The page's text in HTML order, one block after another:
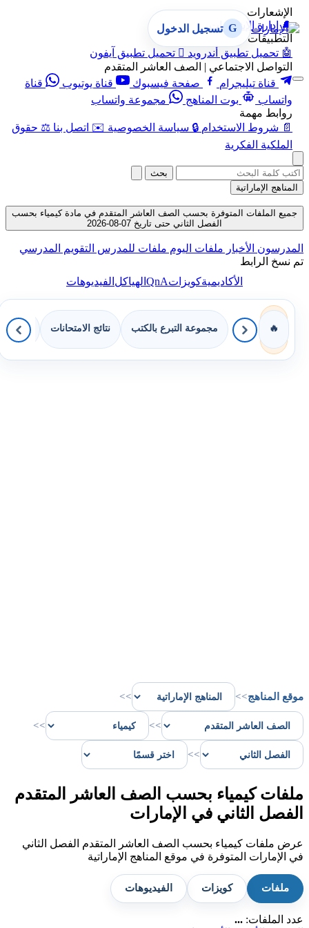
الإشعارات
🔔 إدارة الإشعارات
التطبيقات
🤖 تحميل تطبيق أندرويد  تحميل تطبيق آيفون
التواصل الاجتماعي | الصف العاشر المتقدم
قناة تيليجرام
صفحة فيسبوك قناة يوتيوب
قناة
واتساب
بوت المناهج
مجموعة واتساب
روابط مهمة
📄 شروط الاستخدام 🔒 سياسة الخصوصية ✉️ اتصل بنا ⚖️ حقوق
الملكية الفكرية
G تسجيل الدخول
بحث
المناهج الإماراتية
جميع الملفات المتوفرة بحسب الصف العاشر المتقدم في مادة كيمياء بحسب
الفصل الثاني حتى تاريخ 07-08-2026
المدرسون الأخبار ملفات اليوم ملفات للمدرس التقويم المدرسي
تم نسخ الرابط
الأكاديميةكويزاتQnAالهياكلالفيديوهات
🔥 مجموعة التبرع بالكتب نتائج الامتحانات
موقع المناهج>>
>>
>>
>>
>>
ملفات كيمياء بحسب الصف العاشر المتقدم
الفصل الثاني في الإمارات
عرض ملفات كيمياء بحسب الصف العاشر المتقدم الفصل الثاني
في الإمارات المتوفرة في موقع المناهج الإماراتية
ملفات كويزات الفيديوهات
عدد الملفات: ...